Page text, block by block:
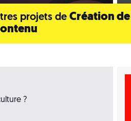
projets deCréation de
?